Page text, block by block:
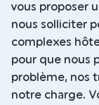
vous proposer
nous solliciter
complexes
pour que nous
problème, nos
notre charge.